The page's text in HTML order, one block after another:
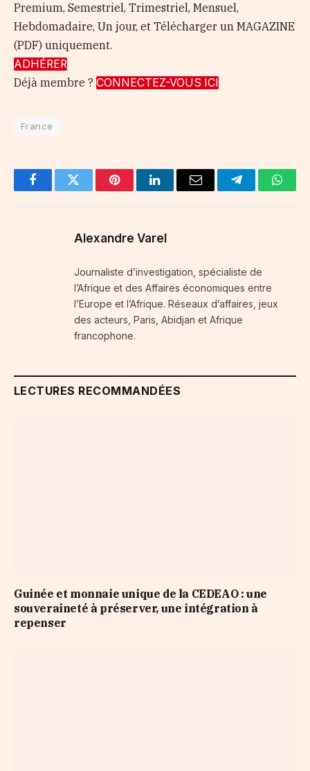
Premium, Semestriel, Trimestriel, Mensuel,
Hebdomadaire, Un jour, et Télécharger un MAGAZINE
(PDF) uniquement.
ADHÉRER
Déjà membre ? CONNECTEZ-VOUS ICI
France
FacebookTwitter PinterestLinkedInEmail Telegram
Alexandre Varel
Journaliste d’investigation, spécialiste de
l’Afrique et des Affaires économiques entre
l’Europe et l’Afrique. Réseaux d’affaires, jeux
des acteurs, Paris, Abidjan et Afrique
francophone.
LECTURES RECOMMANDÉES
Guinée et monnaie unique de la CEDEAO : une
souveraineté à préserver, une intégration à
repenser